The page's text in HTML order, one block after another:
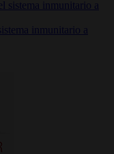
inmunitario a